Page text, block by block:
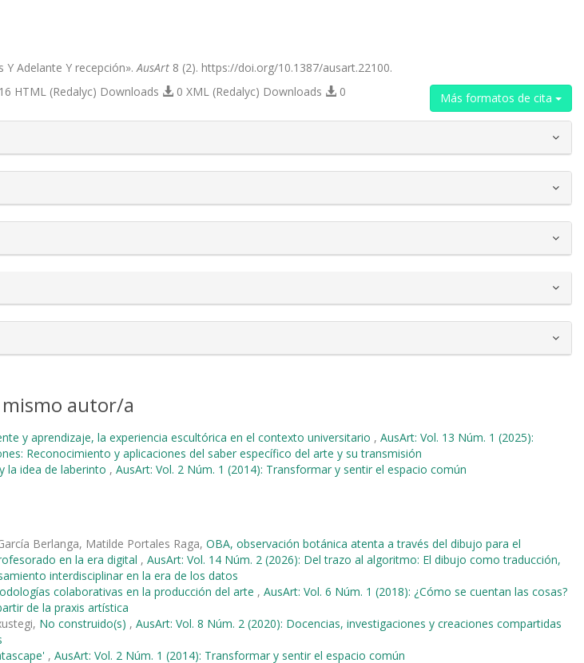
Y Adelante Y recepción». AusArt 8 (2). https://doi.org/10.1387/ausart.22100.
Más formatos de cita
HTML (Redalyc) Downloads 0 XML (Redalyc) Downloads 0
autor/a
y aprendizaje, la experiencia escultórica en el contexto universitario , AusArt: Vol. 13 Núm. 1 (2025):
Reconocimiento y aplicaciones del saber específico del arte y su transmisión
la idea de laberinto , AusArt: Vol. 2 Núm. 1 (2014): Transformar y sentir el espacio común
Berlanga, Matilde Portales Raga, OBA, observación botánica atenta a través del dibujo para el
en la era digital , AusArt: Vol. 14 Núm. 2 (2026): Del trazo al algoritmo: El dibujo como traducción,
interdisciplinar en la era de los datos
colaborativas en la producción del arte , AusArt: Vol. 6 Núm. 1 (2018): ¿Cómo se cuentan las cosas?
de la praxis artística
No construido(s) , AusArt: Vol. 8 Núm. 2 (2020): Docencias, investigaciones y creaciones compartidas
, AusArt: Vol. 2 Núm. 1 (2014): Transformar y sentir el espacio común